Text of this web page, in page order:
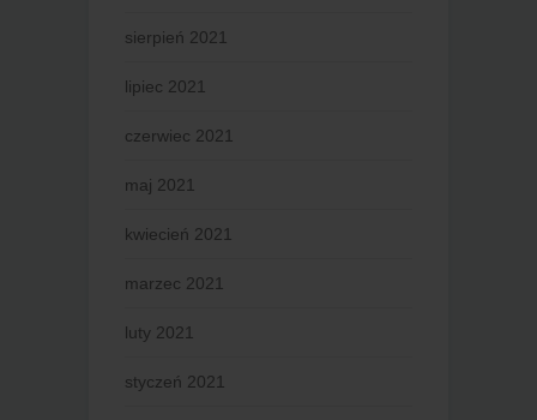
sierpień 2021
lipiec 2021
czerwiec 2021
maj 2021
kwiecień 2021
marzec 2021
luty 2021
styczeń 2021